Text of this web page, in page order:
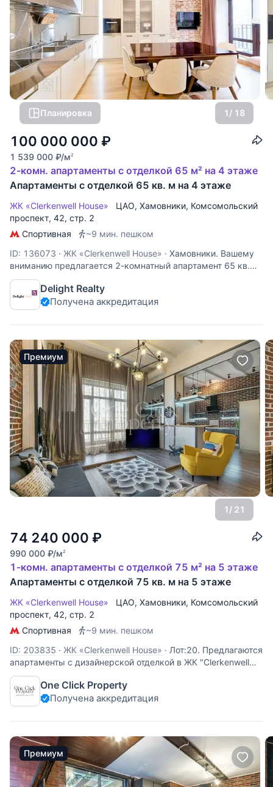
Планировка 1/ 18
100 000 000 ₽
1 539 000 ₽/м2
2-комн. апартаменты с отделкой 65 м² на 4 этаже
Апартаменты с отделкой 65 кв. м на 4 этаже
ЖК «Clerkenwell House» ЦАО, Хамовники, Комсомольский
проспект, 42, стр. 2
Спортивная
~9 мин. пешком
ID: 136073 · ЖК «Clerkenwell House» · Хамовники. Вашему
вниманию предлагается 2-комнатный апартамент 65 кв.м,
расположенный в клубном доме Clerkenwell House.
Функциональная планировка включает в себя: кухню-
столовую, спальню с ванной комнатой и гардеробной,
Delight Realty
Получена аккредитация
Премиум
1/ 21
74 240 000 ₽
990 000 ₽/м2
1-комн. апартаменты с отделкой 75 м² на 5 этаже
Апартаменты с отделкой 75 кв. м на 5 этаже
ЖК «Clerkenwell House» ЦАО, Хамовники, Комсомольский
проспект, 42, стр. 2
Спортивная
~9 мин. пешком
ID: 203835 · ЖК «Clerkenwell House» · Лот:20. Предлагаются
апартаменты с дизайнерской отделкой в ЖК "Clerkenwell
House". Функциональная планировка: кухня-гостиная с
обеденной зоной, зона спальни, ванная комната,
гардеробная. Апартаменты меблированы и оснащены всей
One Click Property
Получена аккредитация
Премиум